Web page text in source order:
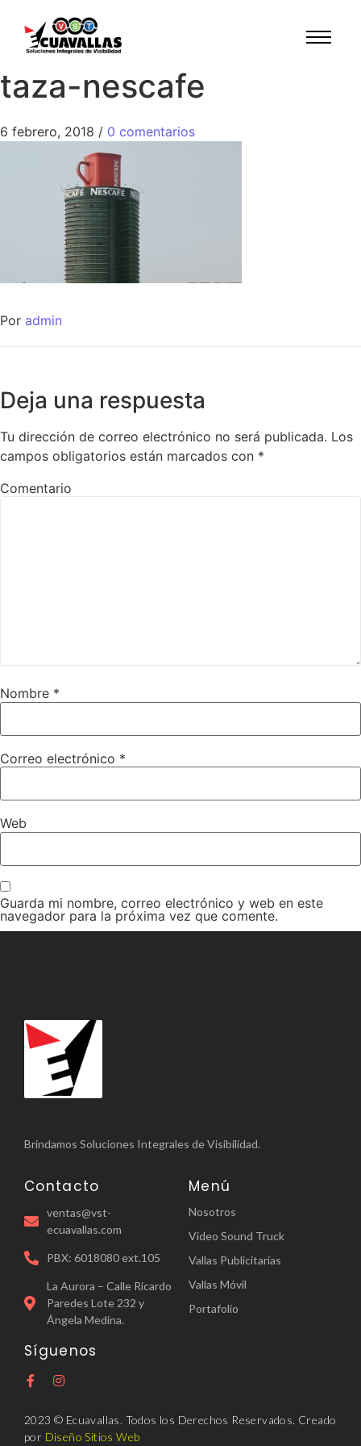
taza-nescafe
6 febrero, 2018 / 0 comentarios
Por admin
Deja una respuesta
Tu dirección de correo electrónico no será publicada. Los
campos obligatorios están marcados con *
Comentario
Nombre *
Correo electrónico *
Web
Guarda mi nombre, correo electrónico y web en este
navegador para la próxima vez que comente.
Brindamos Soluciones Integrales de Visibilidad.
Contacto
ventas@vst-
ecuavallas.com
PBX: 6018080 ext.105
La Aurora – Calle Ricardo
Paredes Lote 232 y
Ángela Medina.
Menú
Nosotros
Video Sound Truck
Vallas Publicitarias
Vallas Móvil
Portafolio
Síguenos
2023 © Ecuavallas. Todos los Derechos Reservados. Creado
por Diseño Sitios Web